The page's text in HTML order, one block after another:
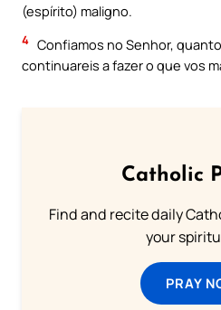
(espírito) maligno.
4 Confiamos no Senhor,
continuareis a fazer o que vos
Catholic
Find and recite daily
your
PRAY